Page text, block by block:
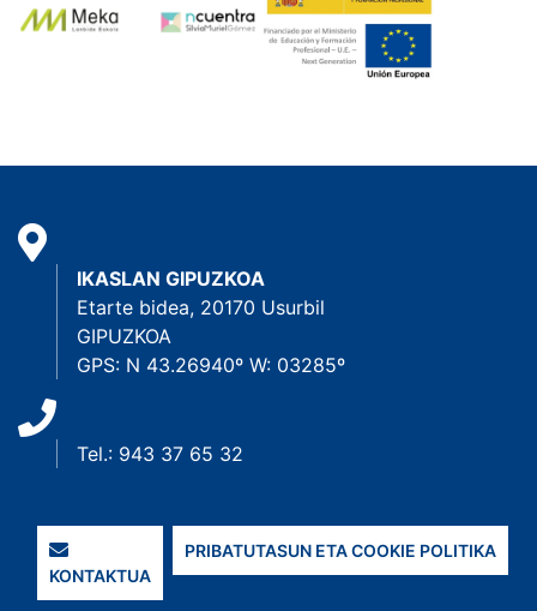
IKASLAN GIPUZKOA
Etarte bidea, 20170 Usurbil
GIPUZKOA
GPS: N 43.26940º W: 03285º
Tel.: 943 37 65 32
KONTAKTUA
PRIBATUTASUN ETA COOKIE POLITIKA